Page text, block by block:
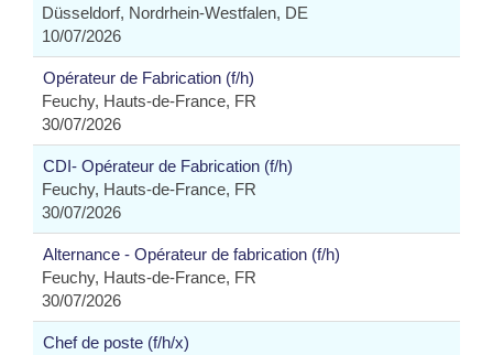
Düsseldorf, Nordrhein-Westfalen, DE
10/07/2026
Opérateur de Fabrication (f/h)
Feuchy, Hauts-de-France, FR
30/07/2026
CDI- Opérateur de Fabrication (f/h)
Feuchy, Hauts-de-France, FR
30/07/2026
Alternance - Opérateur de fabrication (f/h)
Feuchy, Hauts-de-France, FR
30/07/2026
Chef de poste (f/h/x)